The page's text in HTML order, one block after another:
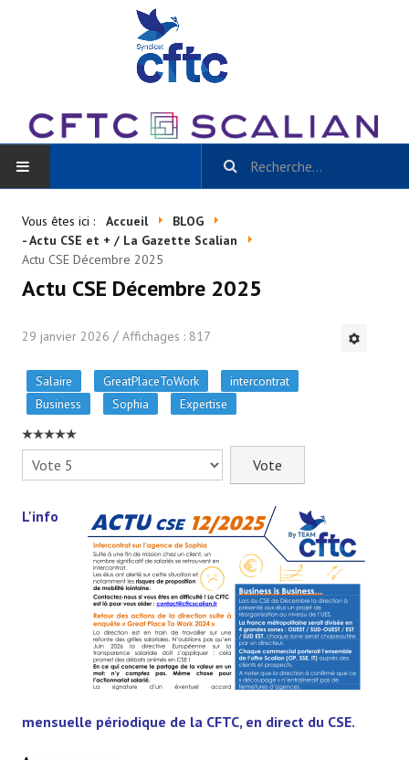
BLOG
Toutes les catégories
- Scalian Inside
- Actu CSE et + / La Gazette Scalian
- - Slidehow Actu CSE et +
- - Slidehow La Gazette SCALIAN
- Accords d'Entreprise
- Vos Droits
- Le Bistrot
Recherche avancée
NEWSLET'IN
S'inscrire à la Newletter Linkedin
LA TEAM
Vous êtes ici : Accueil
BLOG
- Actu CSE et + / La Gazette Scalian
Actu CSE Décembre 2025
Actu CSE Décembre 2025
29 janvier 2026 Affichages : 817
Salaire GreatPlaceToWork
intercontrat
Business
Sophia Expertise
Veuillez
voter
L'info
mensuelle périodique de la CFTC, en direct du CSE.